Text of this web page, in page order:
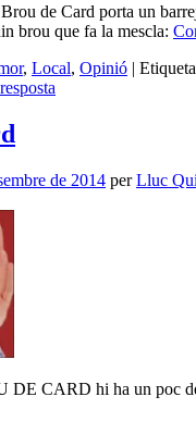
de Card porta un
brou que fa la mescla:
, Local, Opinió |
resposta
de 2014 perLluc
DE CARD hi ha un poc